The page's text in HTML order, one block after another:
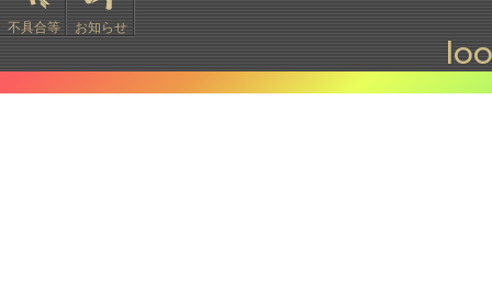
不具合等 お知らせ